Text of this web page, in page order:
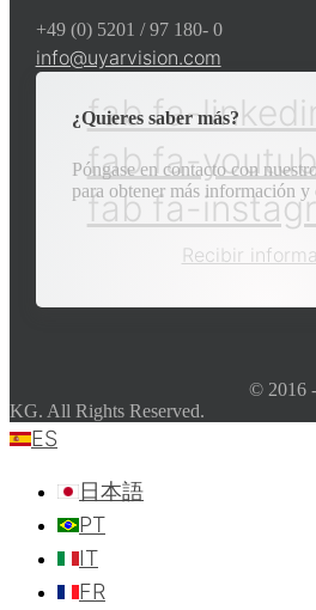
+49 (0) 5201 / 97 180- 0
info@uyarvision.com
fab fa-
fab fa-
fab fa-
¿Quieres saber más?
Póngase en contacto con
para obtener más información y
Recibir
© 2016
KG. All Rights Reserved.
ES
日本語
PT
IT
FR